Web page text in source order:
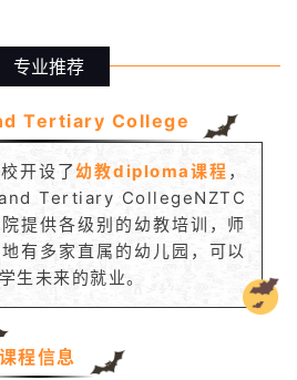
专业推荐
Tertiary College
开设了幼教diploma课程 ，
Tertiary CollegeNZTC
提供各级别的幼教培训，师
有多家直属的幼儿园，可以
生未来的就业。
课程信息